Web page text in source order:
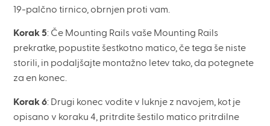
19-palčno tirnico, obrnjen proti vam.
Korak 5: Če Mounting Rails vaše Mounting Rails
prekratke, popustite šestkotno matico, če tega še niste
storili, in podaljšajte montažno letev tako, da potegnete
za en konec.
Korak 6: Drugi konec vodite v luknje z navojem, kot je
opisano v koraku 4, pritrdite šestilo matico pritrdilne